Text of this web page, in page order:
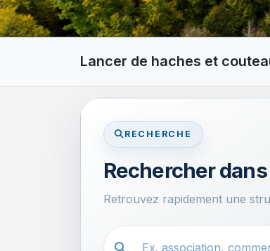
Lancer de haches et
RECHERCHE
Rechercher
Retrouvez rapidement une
Recherche dans l'annuaire